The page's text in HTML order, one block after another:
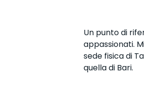
Un punto di
appassionati.
sede fisica di
quella di Bari.